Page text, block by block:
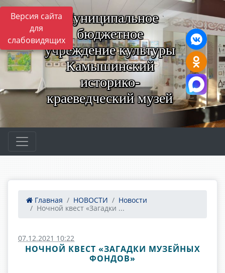
Версия сайта
для
слабовидящих
Муниципальное
бюджетное
учреждение культуры
Камышинский
историко-
краеведческий музей
Главная НОВОСТИ
Новости
Ночной квест «Загадки ...
07.12.2021 10:22
НОЧНОЙ КВЕСТ «ЗАГАДКИ МУЗЕЙНЫХ
ФОНДОВ»